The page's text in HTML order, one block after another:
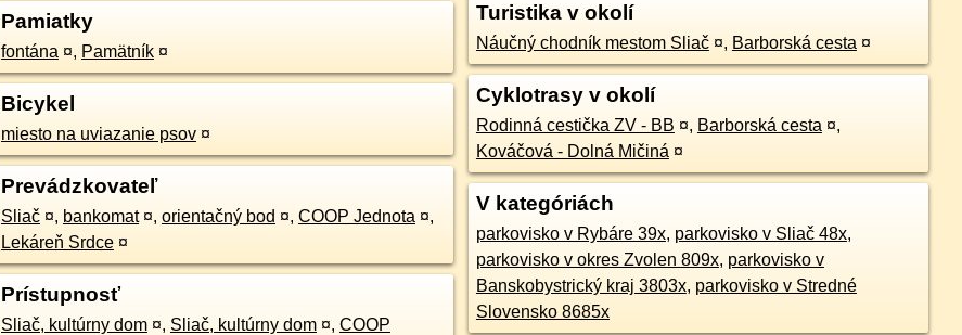
Pamiatky
fontána ¤, Pamätník ¤
Bicykel
miesto na uviazanie psov ¤
Prevádzkovateľ
Sliač ¤, bankomat ¤, orientačný bod ¤, COOP Jednota ¤,
Lekáreň Srdce ¤
Prístupnosť
Sliač, kultúrny dom ¤, Sliač, kultúrny dom ¤, COOP
Turistika v okolí
Náučný chodník mestom Sliač ¤, Barborská cesta ¤
Cyklotrasy v okolí
Rodinná cestička ZV - BB ¤, Barborská cesta ¤,
Kováčová - Dolná Mičiná ¤
V kategóriách
parkovisko v Rybáre 39x, parkovisko v Sliač 48x,
parkovisko v okres Zvolen 809x, parkovisko v
Banskobystrický kraj 3803x, parkovisko v Stredné
Slovensko 8685x